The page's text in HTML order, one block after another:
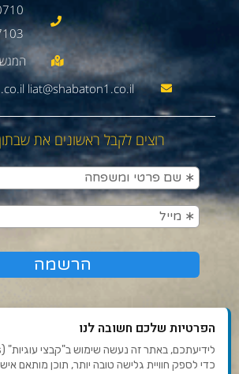
052-
liat@shabaton1.co.il
רוצים לקבל ראשונים את
תנאי שימוש ומדיניות פרטיות
הפרטיות שלכם חשובה לנו
כדי לספק חוויית גלישה טובה יותר, תוכן מותאם